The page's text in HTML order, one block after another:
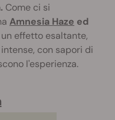
Come ci si
Amnesia Haze ed
effetto esaltante,
con sapori di
l'esperienza.